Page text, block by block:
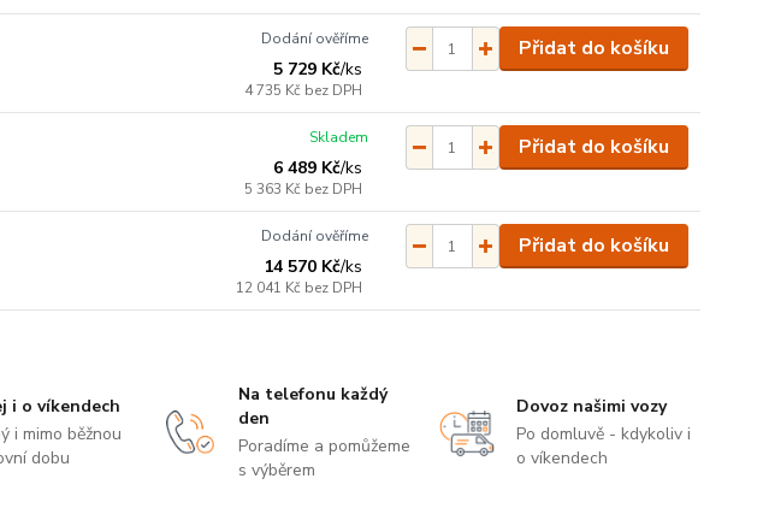
5 729 Kč/ks
4 735 Kč bez DPH
Dodání ověříme Přidat do košíku
6 489 Kč/ks
5 363 Kč bez DPH
Skladem Přidat do košíku
14 570 Kč/ks
12 041 Kč bez DPH
Dodání ověříme Přidat do košíku
i o víkendech
i mimo běžnou
dobu
Na telefonu každý
den
Poradíme a pomůžeme
s výběrem
Dovoz našimi vozy
Po domluvě - kdykoliv i
o víkendech